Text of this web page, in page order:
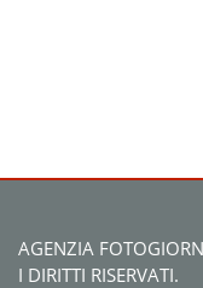
AGENZIA
I DIRITTI RISERVATI.